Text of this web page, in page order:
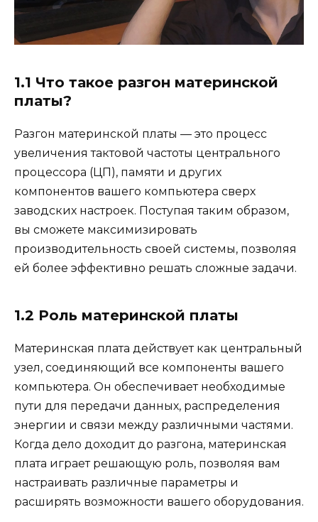
1.1 Что такое разгон материнской
платы?
Разгон материнской платы — это процесс
увеличения тактовой частоты центрального
процессора (ЦП), памяти и других
компонентов вашего компьютера сверх
заводских настроек. Поступая таким образом,
вы сможете максимизировать
производительность своей системы, позволяя
ей более эффективно решать сложные задачи.
1.2 Роль материнской платы
Материнская плата действует как центральный
узел, соединяющий все компоненты вашего
компьютера. Он обеспечивает необходимые
пути для передачи данных, распределения
энергии и связи между различными частями.
Когда дело доходит до разгона, материнская
плата играет решающую роль, позволяя вам
настраивать различные параметры и
расширять возможности вашего оборудования.